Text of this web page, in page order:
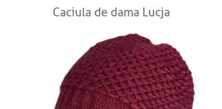
Caciula de dama Lucja